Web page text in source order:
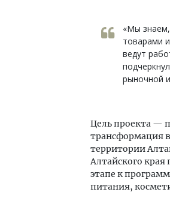
«Мы
товарами
ведут
рыночной
Цель проекта —
трансформация
территории
Алтайского
этапе к
питания,